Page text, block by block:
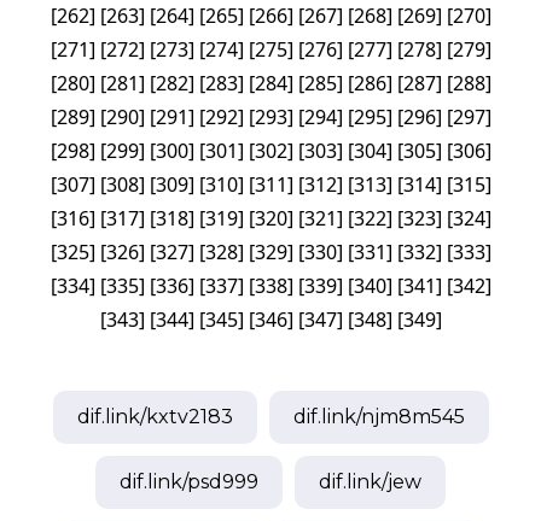
[262] [263] [264] [265] [266] [267] [268] [269] [270]
[271] [272] [273] [274] [275] [276] [277] [278] [279]
[280] [281] [282] [283] [284] [285] [286] [287] [288]
[289] [290] [291] [292] [293] [294] [295] [296] [297]
[298] [299] [300] [301] [302] [303] [304] [305] [306]
[307] [308] [309] [310] [311] [312] [313] [314] [315]
[316] [317] [318] [319] [320] [321] [322] [323] [324]
[325] [326] [327] [328] [329] [330] [331] [332] [333]
[334] [335] [336] [337] [338] [339] [340] [341] [342]
[343] [344] [345] [346] [347] [348] [349]
dif.link/kxtv2183 dif.link/njm8m545
dif.link/psd999 dif.link/jew